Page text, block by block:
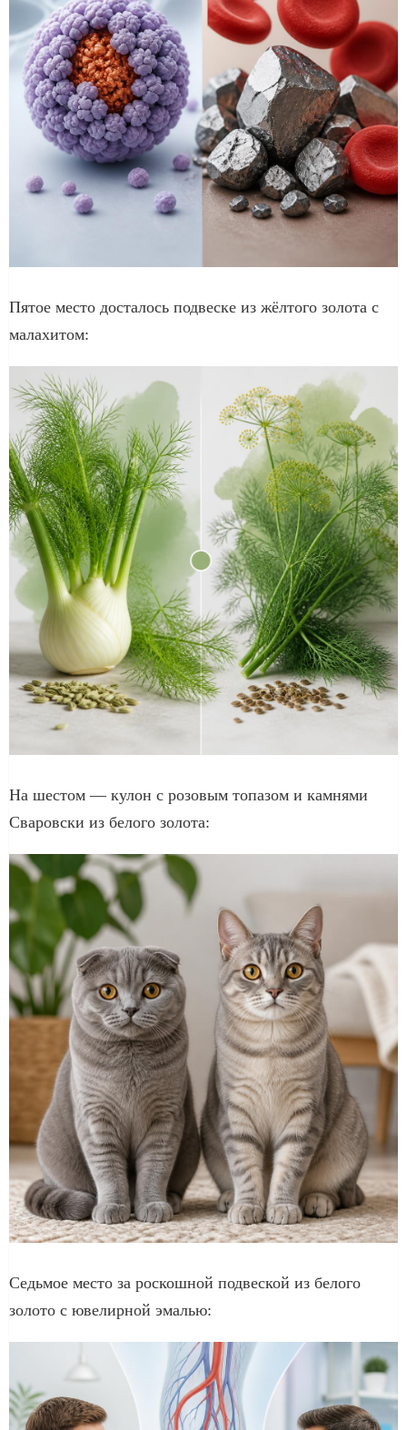
Пятое место досталось подвеске из жёлтого золота с
малахитом:
На шестом — кулон с розовым топазом и камнями
Сваровски из белого золота:
Седьмое место за роскошной подвеской из белого
золото с ювелирной эмалью: